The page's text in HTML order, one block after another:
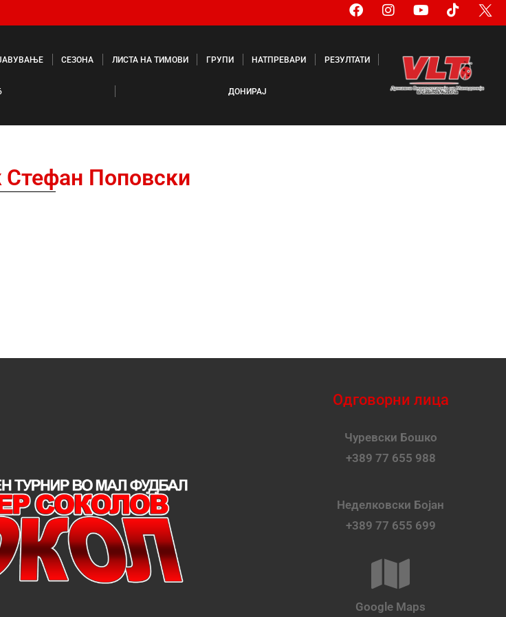
СЕЗОНА ЛИСТА НА ТИМОВИ ГРУПИ НАТПРЕВАРИ РЕЗУЛТАТИ
ДОНИРАЈ
Стефан Поповски
Одговорни лица
Чуревски Бошко
+389 77 655 988
Неделковски Бојан
+389 77 655 699
Google Maps